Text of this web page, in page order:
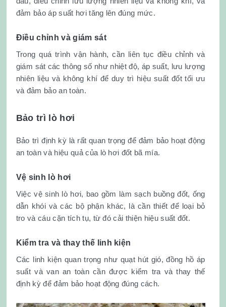
đảm bảo áp suất hơi tăng lên đúng mức.
Điều chỉnh và giám sát
Trong quá trình vận hành, cần liên tục điều chỉnh và
giám sát các thông số như nhiệt độ, áp suất, lưu lượng
nhiên liệu và không khí để duy trì hiệu suất đốt tối ưu
và đảm bảo an toàn.
Bảo trì lò hơi
Bảo trì định kỳ là rất quan trọng để đảm bảo hoạt động
an toàn và hiệu quả của lò hơi đốt bã mía.
Vệ sinh lò hơi
Việc vệ sinh lò hơi, bao gồm làm sạch buồng đốt, ống
dẫn khói và các bộ phận khác, là cần thiết để loại bỏ
tro và cáu cặn tích tụ, từ đó cải thiện hiệu suất đốt.
Kiểm tra và thay thế linh kiện
Các linh kiện quan trọng như quạt hút gió, đồng hồ áp
suất và van an toàn cần được kiểm tra và thay thế
định kỳ để đảm bảo hoạt động đúng cách.